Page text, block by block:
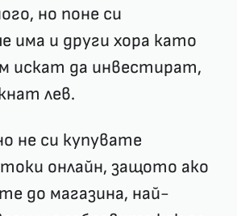
но поне си
има и други хора като
искат да инвестират,
лев.
не си купувате
онлайн, защото ако
до магазина, най-